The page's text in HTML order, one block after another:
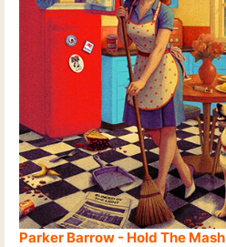
Parker Barrow - Hold The Mash